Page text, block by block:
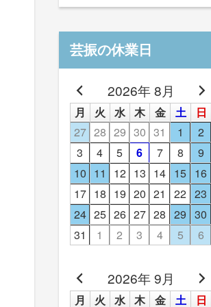
芸振の休業日
2026年 8月
月 火 水 木 金 土
日
27 28 29 30 31 1
2
3
4 5 6 7 8
9
10 11 12 13 14 15 16
17 18 19 20 21 22 23
24 25 26 27 28 29 30
31
1 2 3 4 5 6
2026年 9月
月 火 水 木 金 土
日